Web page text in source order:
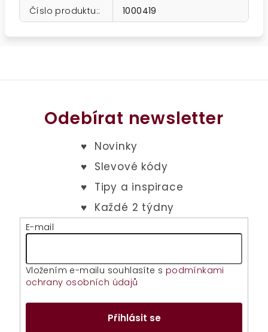
Číslo produktu:: 1000419
Odebírat newsletter
E-mail
Vložením e-mailu souhlasíte s podmínkami
ochrany osobních údajů
Přihlásit se